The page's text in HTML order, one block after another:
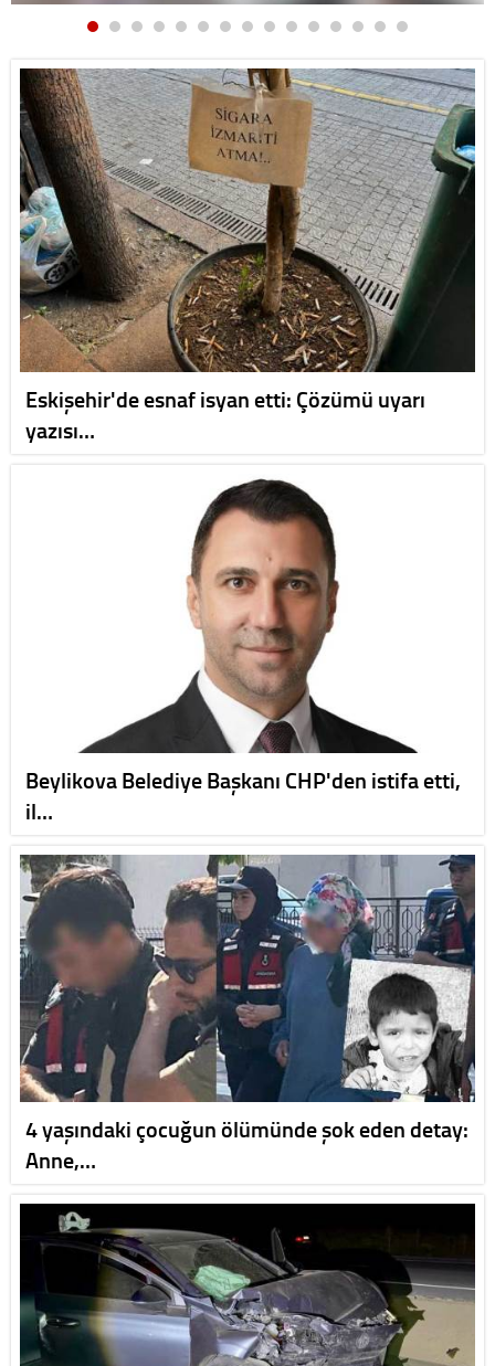
Eskişehir'de esnaf isyan etti: Çözümü uyarı
yazısı…
Beylikova Belediye Başkanı CHP'den istifa etti,
il…
4 yaşındaki çocuğun ölümünde şok eden detay:
Anne,…